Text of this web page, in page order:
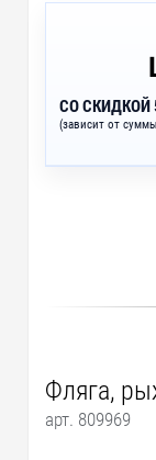
СО СКИДКОЙ
(зависит от
Фляга,
арт. 809969